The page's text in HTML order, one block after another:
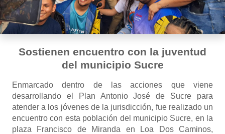
Sostienen encuentro con la juventud
del municipio Sucre
Enmarcado dentro de las acciones que viene
desarrollando el Plan Antonio José de Sucre para
atender a los jóvenes de la jurisdicción, fue realizado un
encuentro con esta población del municipio Sucre, en la
plaza Francisco de Miranda en Loa Dos Caminos,